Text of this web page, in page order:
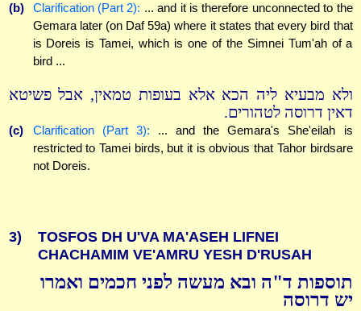
(b) Clarification (Part 2): ... and it is therefore unconnected to the
Gemara later (on Daf 59a) where it states that every bird that
is Doreis is Tamei, which is one of the Simnei Tum'ah of a
bird ...
ולא מבעיא ליה הכא אלא בעופות טמאין, אבל פשיטא
דאין דרוסה לטהורים.
(c) Clarification (Part 3): ... and the Gemara's She'eilah is
restricted to Tamei birds, but it is obvious that Tahor birdsare
not Doreis.
3)
TOSFOS DH U'VA MA'ASEH LIFNEI
CHACHAMIM VE'AMRU YESH D'RUSAH
תוספות ד"ה ובא מעשה לפני חכמים ואמרו
יש דרוסה